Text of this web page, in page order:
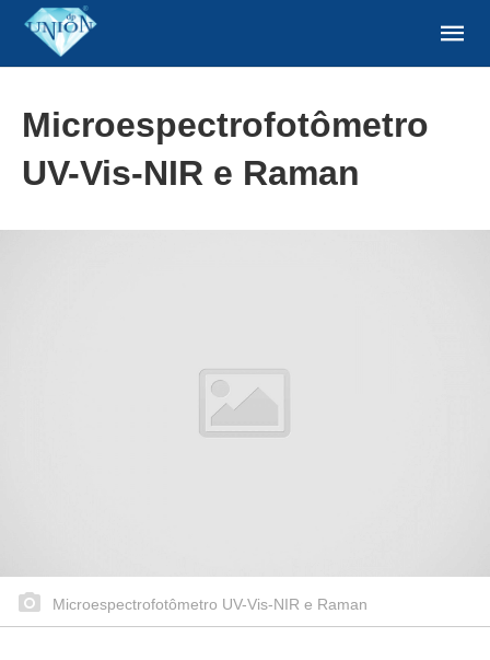
Microespectrofotômetro
UV-Vis-NIR e Raman
Microespectrofotômetro UV-Vis-NIR e Raman